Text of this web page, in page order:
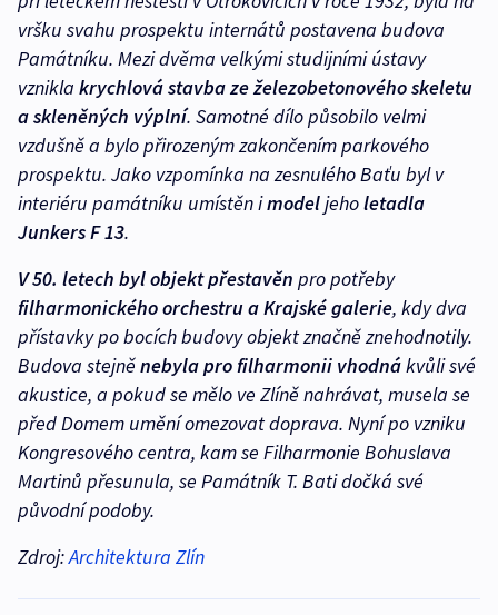
vršku svahu prospektu internátů postavena budova
Památníku. Mezi dvěma velkými studijními ústavy
vznikla krychlová stavba ze železobetonového skeletu
a skleněných výplní. Samotné dílo působilo velmi
vzdušně a bylo přirozeným zakončením parkového
prospektu. Jako vzpomínka na zesnulého Baťu byl v
interiéru památníku umístěn imodeljeholetadla
Junkers F 13.
V 50. letech byl objekt přestavěn pro potřeby
filharmonického orchestru a Krajské galerie, kdy dva
přístavky po bocích budovy objekt značně znehodnotily.
Budova stejněnebyla pro filharmonii vhodnákvůli své
akustice, a pokud se mělo ve Zlíně nahrávat, musela se
před Domem umění omezovat doprava. Nyní po vzniku
Kongresového centra, kam se Filharmonie Bohuslava
Martinů přesunula, se Památník T. Bati dočká své
původní podoby.
Zdroj:Architektura Zlín